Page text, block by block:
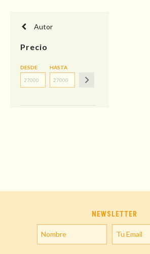
Autor
Precio
DESDE HASTA
NEWSLETTER